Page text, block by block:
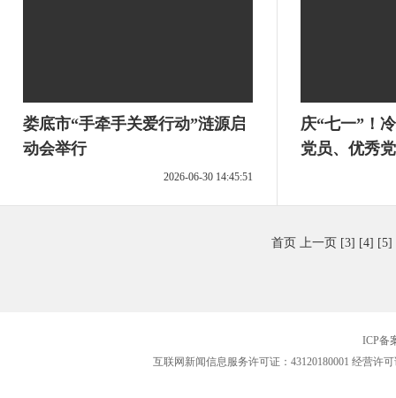
娄底市“手牵手关爱行动”涟源启
动会举行
2026-06-30 14:45:51
庆“七一”！
党员、优秀
首页 上一页 [3] [4] [5]
ICP备
互联网新闻信息服务许可证：43120180001 经营许可